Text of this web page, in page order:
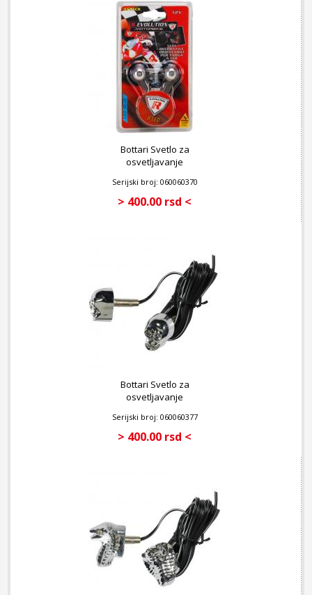
Bottari Svetlo za
osvetljavanje
Attack - blu
Serijski broj: 060060370
> 400.00 rsd <
Bottari Svetlo za
osvetljavanje
- White
Serijski broj: 060060377
> 400.00 rsd <